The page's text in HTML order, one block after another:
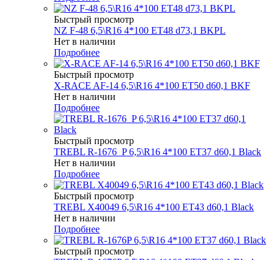
Быстрый просмотр
NZ F-48 6,5\R16 4*100 ET48 d73,1 BKPL
Нет в наличии
Подробнее
Быстрый просмотр
X-RACE AF-14 6,5\R16 4*100 ET50 d60,1 BKF
Нет в наличии
Подробнее
Быстрый просмотр
TREBL R-1676_P 6,5\R16 4*100 ET37 d60,1 Black
Нет в наличии
Подробнее
Быстрый просмотр
TREBL X40049 6,5\R16 4*100 ET43 d60,1 Black
Нет в наличии
Подробнее
Быстрый просмотр